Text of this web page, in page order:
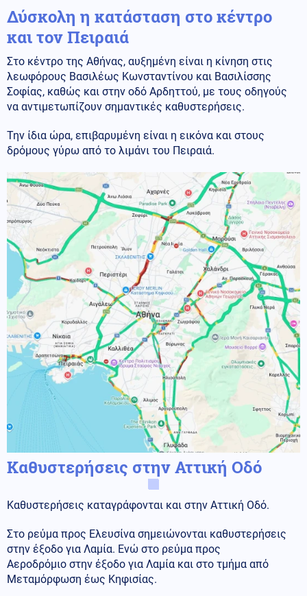
Δύσκολη η κατάσταση στο κέντρο
και τον Πειραιά
Στο κέντρο της Αθήνας, αυξημένη είναι η κίνηση στις
λεωφόρους Βασιλέως Κωνσταντίνου και Βασιλίσσης
Σοφίας, καθώς και στην οδό Αρδηττού, με τους οδηγούς
να αντιμετωπίζουν σημαντικές καθυστερήσεις.
Την ίδια ώρα, επιβαρυμένη είναι η εικόνα και στους
δρόμους γύρω από το λιμάνι του Πειραιά.
Καθυστερήσεις στην Αττική Οδό
Καθυστερήσεις καταγράφονται και στην Αττική Οδό.
Στο ρεύμα προς Ελευσίνα σημειώνονται καθυστερήσεις
στην έξοδο για Λαμία. Ενώ στο ρεύμα προς
Αεροδρόμιο στην έξοδο για Λαμία και στο τμήμα από
Μεταμόρφωση έως Κηφισίας.